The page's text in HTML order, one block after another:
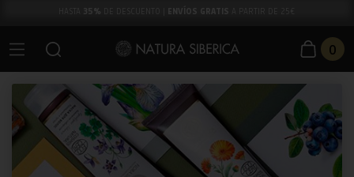
35% ENVÍOS GRATIS
0